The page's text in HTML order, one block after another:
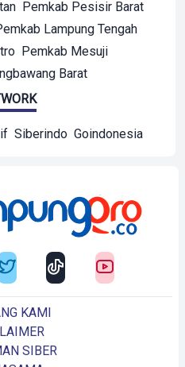
Pemkab Pesisir Barat
Lampung Tengah
Pemkab Mesuji
Barat
Siberindo Goindonesia
KAMI
SIBER